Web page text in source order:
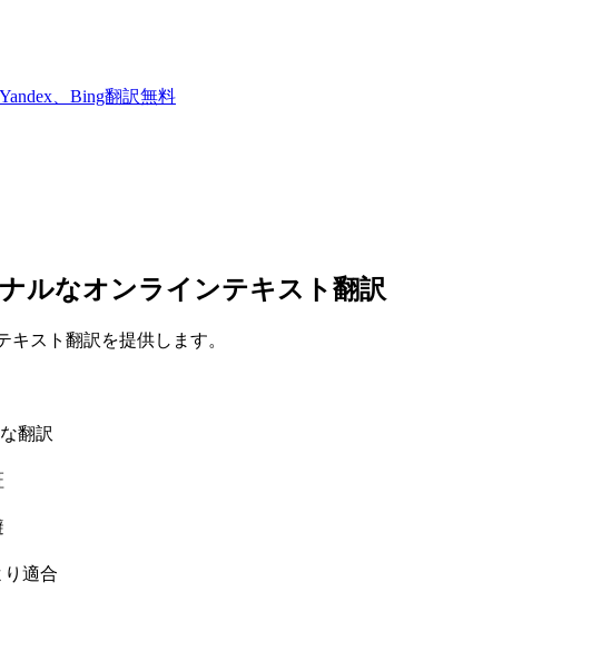
、Bing翻訳無料
ルなオンラインテキスト翻訳
キスト翻訳を提供します。
翻訳
適合